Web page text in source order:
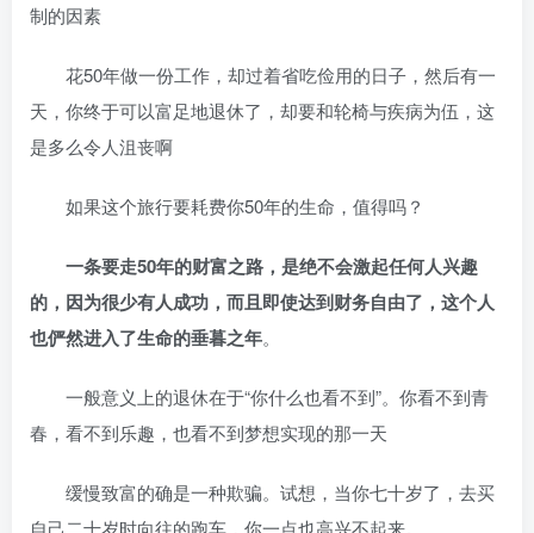
制的因素
花50年做一份工作，却过着省吃俭用的日子，然后有一
天，你终于可以富足地退休了，却要和轮椅与疾病为伍，这
是多么令人沮丧啊
如果这个旅行要耗费你50年的生命，值得吗？
一条要走50年的财富之路，是绝不会激起任何人兴趣
的，因为很少有人成功，而且即使达到财务自由了，这个人
也俨然进入了生命的垂暮之年。
一般意义上的退休在于“你什么也看不到”。你看不到青
春，看不到乐趣，也看不到梦想实现的那一天
缓慢致富的确是一种欺骗。试想，当你七十岁了，去买
自己二十岁时向往的跑车，你一点也高兴不起来。